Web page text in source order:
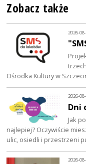
Zobacz także
2026-
Ośrodka Kultury w
2026-
Dni
Jak
najlepiej? Oczywiście
ulic, osiedli i przestrzeni
2026-